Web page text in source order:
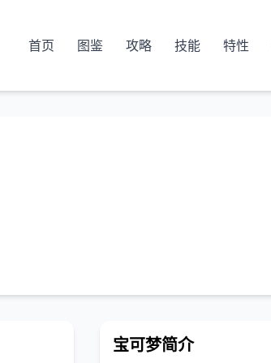
首页 图鉴 攻略 技能 特性
宝可梦简介